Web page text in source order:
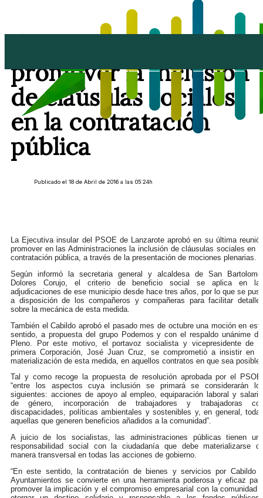
promover la inclusión
de claúsulas sociales
en la contratación
pública
Publicado el 18 de Abril de 2016 a las 05:24h
La Ejecutiva insular del PSOE de Lanzarote aprobó en su última
promover en las Administraciones la inclusión de cláusulas sociales en
contratación pública, a través de la presentación de mociones plenarias.
Según informó la secretaria general y alcaldesa de San
Dolores Corujo, el criterio de beneficio social se aplica en
adjudicaciones de ese municipio desde hace tres años, por lo que se
a disposición de los compañeros y compañeras para facilitar
sobre la mecánica de esta medida.
También el Cabildo aprobó el pasado mes de octubre una moción en
sentido, a propuesta del grupo Podemos y con el respaldo unánime
Pleno. Por este motivo, el portavoz socialista y vicepresidente de
primera Corporación, José Juan Cruz, se comprometió a insistir en
materialización de esta medida, en aquellos contratos en que sea posible.
Tal y como recoge la propuesta de resolución aprobada por el
“entre los aspectos cuya inclusión se primará se considerarán
siguientes: acciones de apoyo al empleo, equiparación laboral y
de género, incorporación de trabajadores y trabajadoras
discapacidades, políticas ambientales y sostenibles y, en general,
aquellas que generen beneficios añadidos a la comunidad”.
A juicio de los socialistas, las administraciones públicas tienen
responsabilidad social con la ciudadanía que debe materializarse
manera transversal en todas las acciones de gobierno.
“En este sentido, la contratación de bienes y servicios por Cabildo
Ayuntamientos se convierte en una herramienta poderosa y eficaz
promover la implicación y el compromiso empresarial con la comunidad